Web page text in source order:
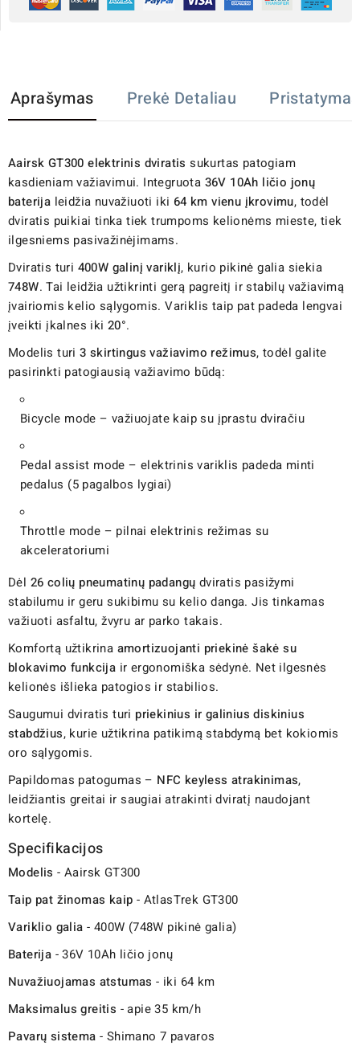
Aprašymas Prekė Detaliau Pristatymas
Aairsk GT300 elektrinis dviratis sukurtas patogiam
kasdieniam važiavimui. Integruota 36V 10Ah ličio jonų
baterija leidžia nuvažiuoti iki 64 km vienu įkrovimu, todėl
dviratis puikiai tinka tiek trumpoms kelionėms mieste, tiek
ilgesniems pasivažinėjimams.
Dviratis turi 400W galinį variklį, kurio pikinė galia siekia
748W. Tai leidžia užtikrinti gerą pagreitį ir stabilų važiavimą
įvairiomis kelio sąlygomis. Variklis taip pat padeda lengvai
įveikti įkalnes iki20°.
Modelis turi3 skirtingus važiavimo režimus, todėl galite
pasirinkti patogiausią važiavimo būdą:
Bicycle mode – važiuojate kaip su įprastu dviračiu
Pedal assist mode – elektrinis variklis padeda minti
pedalus (5 pagalbos lygiai)
Throttle mode – pilnai elektrinis režimas su
akceleratoriumi
Dėl 26 colių pneumatinų padangų dviratis pasižymi
stabilumu ir geru sukibimu su kelio danga. Jis tinkamas
važiuoti asfaltu, žvyru ar parko takais.
Komfortą užtikrina amortizuojanti priekinė šakė su
blokavimo funkcija ir ergonomiška sėdynė. Net ilgesnės
kelionės išlieka patogios ir stabilios.
Saugumui dviratis turi priekinius ir galinius diskinius
stabdžius, kurie užtikrina patikimą stabdymą bet kokiomis
oro sąlygomis.
Papildomas patogumas – NFC keyless atrakinimas,
leidžiantis greitai ir saugiai atrakinti dviratį naudojant
kortelę.
Specifikacijos
Modelis - Aairsk GT300
Taip pat žinomas kaip - AtlasTrek GT300
Variklio galia - 400W (748W pikinė galia)
Baterija - 36V 10Ah ličio jonų
Nuvažiuojamas atstumas - iki 64 km
Maksimalus greitis - apie 35 km/h
Pavarų sistema - Shimano 7 pavaros